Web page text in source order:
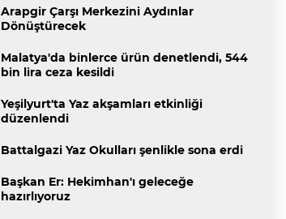
Arapgir Çarşı Merkezini Aydınlar
Dönüştürecek
Malatya'da binlerce ürün denetlendi, 544
bin lira ceza kesildi
Yeşilyurt'ta Yaz akşamları etkinliği
düzenlendi
Battalgazi Yaz Okulları şenlikle sona erdi
Başkan Er: Hekimhan'ı geleceğe
hazırlıyoruz